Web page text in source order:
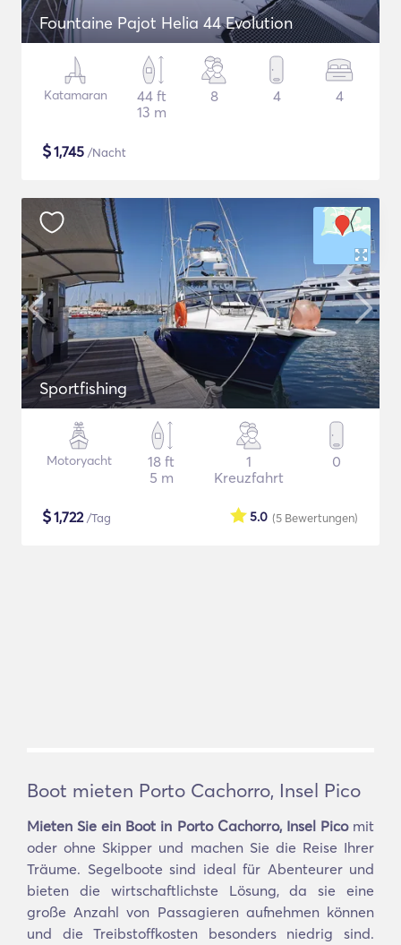
Fountaine Pajot Helia 44 Evolution
Katamaran
44 ft
13 m
8 4 4
$1,745 /Nacht
Sportfishing
Motoryacht
18 ft
5 m
1
Kreuzfahrt
0
$1,722/Tag (5 Bewertungen)
5.0
Boot mieten Porto Cachorro, Insel Pico
Mieten Sie ein Boot in Porto Cachorro, Insel Picomit
oder ohne Skipper und machen Sie die Reise Ihrer
Träume. Segelboote sind ideal für Abenteurer und
bieten die wirtschaftlichste Lösung, da sie eine
große Anzahl von Passagieren aufnehmen können
und die Treibstoffkosten besonders niedrig sind.